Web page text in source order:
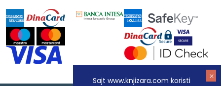
Sajt www.knjizara.com koristi